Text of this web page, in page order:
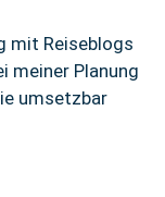
mit Reiseblogs
meiner Planung
umsetzbar